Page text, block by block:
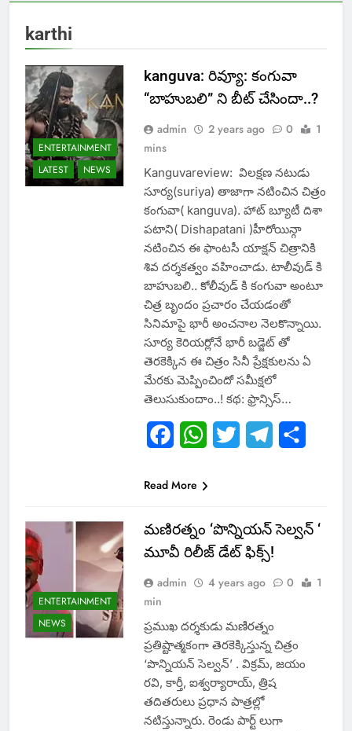
karthi
ENTERTAINMENT
LATEST
NEWS
kanguva: రివ్యూ: కంగువా
“బాహుబలి” ని బీట్ చేసిందా..?
admin 2 years ago 0
1
mins
Kanguvareview: విలక్షణ నటుడు
సూర్య(suriya) తాజాగా నటించిన చిత్రం
కంగువా( kanguva). హాట్ బ్యూటీ దిశా
పటాని( Dishapatani )హీరోయిన్గా
నటించిన ఈ ఫాంటసీ యాక్షన్ చిత్రానికి
శివ దర్శకత్వం వహించాడు. టాలీవుడ్ కి
బాహుబలి.. కోలీవుడ్ కి కంగువా అంటూ
చిత్ర బృందం ప్రచారం చేయడంతో
సినిమాపై భారీ అంచనాల నెలకొన్నాయి.
సూర్య కెరియర్లోనే భారీ బడ్జెట్ తో
తెరకెక్కిన ఈ చిత్రం సినీ ప్రేక్షకులను ఏ
మేరకు మెప్పించిందో సమీక్షలో
తెలుసుకుందాం..! కథ: ఫ్రాన్సిస్…
FacebookWhatsApp
Twitter Telegram
Read More
ENTERTAINMENT
NEWS
మణిరత్నం ‘పొన్నియన్ సెల్వన్ ‘
మూవీ రిలీజ్ డేట్ ఫిక్స్!
admin 4 years ago 0
1
min
ప్రముఖ దర్శకుడు మణిరత్నం
ప్రతిష్టాత్మకంగా తెరకెక్కిస్తున్న చిత్రం
‘పొన్నియన్ సెల్వన్’ . విక్రమ్‌, జయం
రవి, కార్తీ, ఐశ్వర్యారాయ్‌, త్రిష
తదితరులు ప్రధాన పాత్రల్లో
నటిస్తున్నారు. రెండు పార్ట్ లుగా